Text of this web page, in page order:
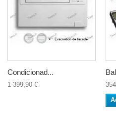
Condicionad...
1 399,90 €